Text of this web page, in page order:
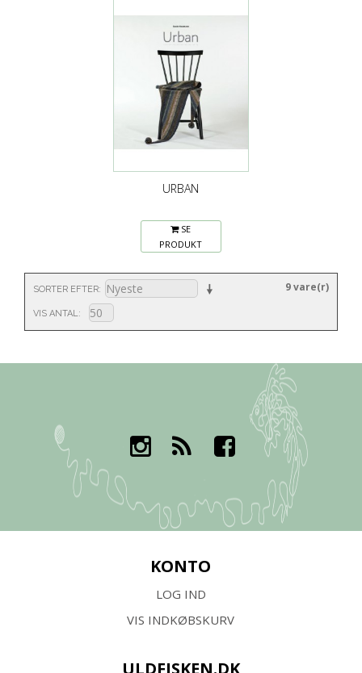
URBAN
SE
PRODUKT
SORTER EFTER
VIS ANTAL
9 vare(r)
KONTO
LOG IND
VIS INDKØBSKURV
ULDFISKEN.DK